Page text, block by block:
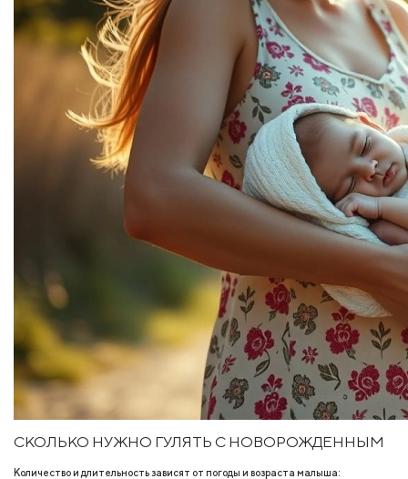
СКОЛЬКО НУЖНО ГУЛЯТЬ С НОВОРОЖДЕННЫМ
Количество и длительность зависят от погоды и возраста малыша: